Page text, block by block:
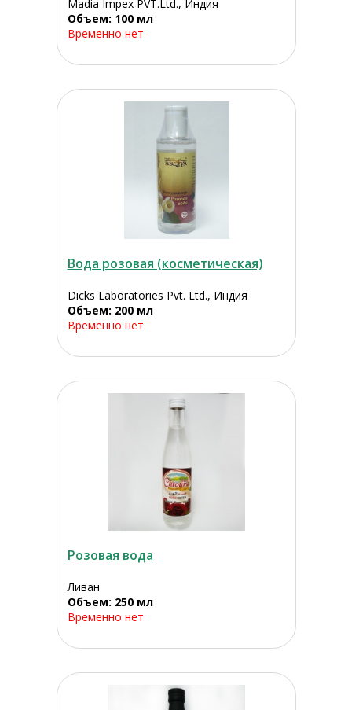
Madia Impex PVT.Ltd., Индия
Объем: 100 мл
Временно нет
Вода розовая (косметическая)
Dicks Laboratories Pvt. Ltd., Индия
Объем: 200 мл
Временно нет
Розовая вода
Ливан
Объем: 250 мл
Временно нет